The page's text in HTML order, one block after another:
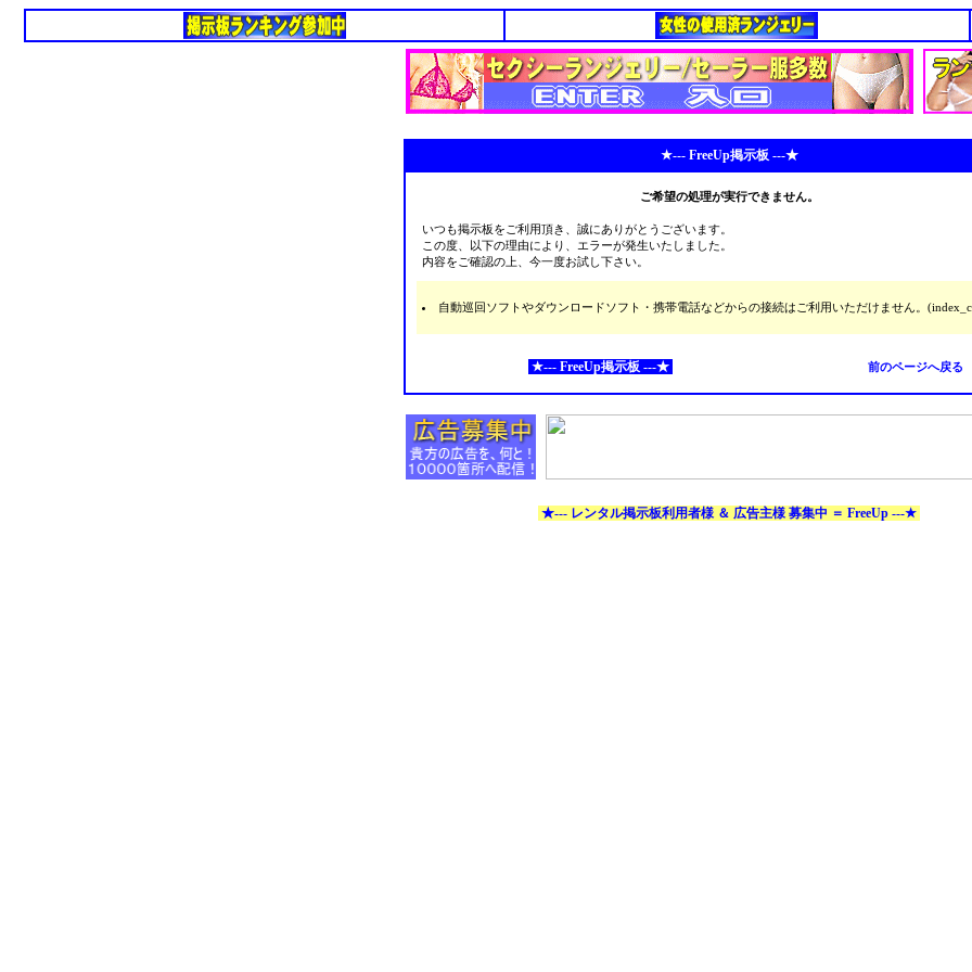
★--- FreeUp掲示板 ---★
ご希望の処理が実行できません。
いつも掲示板をご利用頂き、誠にありがとうございます。
この度、以下の理由により、エラーが発生いたしました。
内容をご確認の上、今一度お試し下さい。
自動巡回ソフトやダウンロードソフト・携帯電話などからの接続はご利用いただけません。
★--- FreeUp掲示板 ---★ 前のページへ戻る
★--- レンタル掲示板利用者様 ＆ 広告主様 募集中 ＝ FreeUp ---★